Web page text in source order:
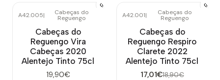
Esgotado
A42.005| Cabeças do
Reguengo
Cabeças do
Reguengo Vira
Cabeças 2020
Alentejo Tinto 75cl
19,90€
-10%DESCONTO
A42.001| Cabeças do
Reguengo
Cabeças do
Reguengo Respiro
Clarete 2022
Alentejo Tinto 75cl
17,01€18,90€